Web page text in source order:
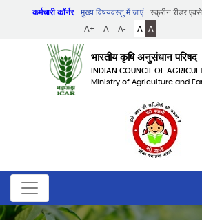
कर्मचारी कॉर्नर मुख्य विषयवस्तु में जाएं
स्क्रीन रीडर
A+
A A- A A
भारतीय कृषि अनुसंधान परिषद
INDIAN COUNCIL OF
Ministry of Agriculture and